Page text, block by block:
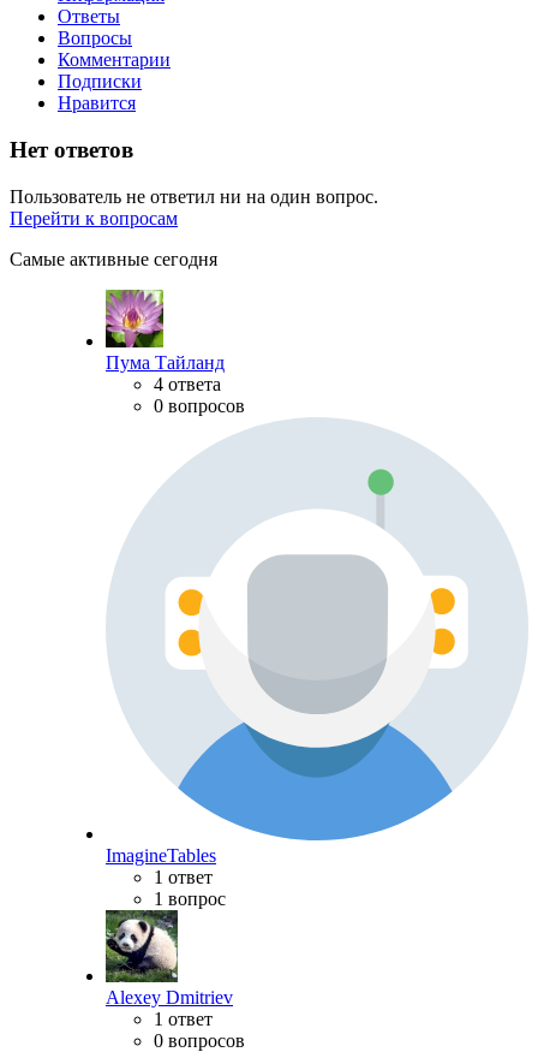
Ответы
Вопросы
Комментарии
Подписки
Нравится
Нет ответов
Пользователь не ответил ни на один вопрос.
Перейти к вопросам
Самые активные сегодня
Пума Тайланд
4 ответа
0 вопросов
ImagineTables
1 ответ
1 вопрос
Alexey Dmitriev
1 ответ
0 вопросов